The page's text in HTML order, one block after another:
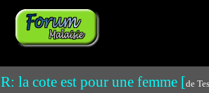
R: la cote est pour une femme [de